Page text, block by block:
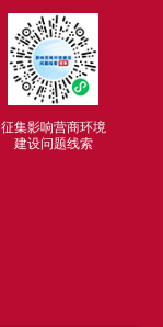
征集影响营商环境
建设问题线索